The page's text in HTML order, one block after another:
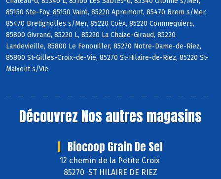
85150 Ste-Foy, 85150 Vairé, 85220 Apremont, 85470 Brem s/Mer,
85470 Bretignolles s/Mer, 85220 Coëx, 85220 Commequiers,
85800 Givrand, 85220 L, 85220 La Chaize-Giraud, 85220
Landevieille, 85800 Le Fenouiller, 85270 Notre-Dame-de-Riez,
85800 St-Gilles-Croix-de-Vie, 85270 St-Hilaire-de-Riez, 85220 St-
Maixent s/Vie
Découvrez Nos autres magasins
Biocoop Grain De Sel
12 chemin de la Petite Croix
85270 ST HILAIRE DE RIEZ